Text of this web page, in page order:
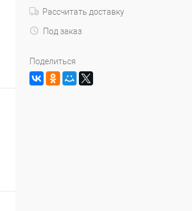
Рассчитать доставку
Под заказ
Поделиться